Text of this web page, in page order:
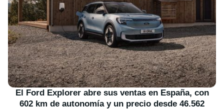
El Ford Explorer abre sus ventas en España, con
602 km de autonomía y un precio desde 46.562